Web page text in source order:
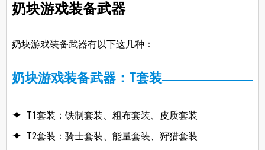
奶块游戏装备武器
奶块游戏装备武器有以下这几种：
奶块游戏装备武器：T套装
T1套装：铁制套装、粗布套装、皮质套装
T2套装：骑士套装、能量套装、狩猎套装